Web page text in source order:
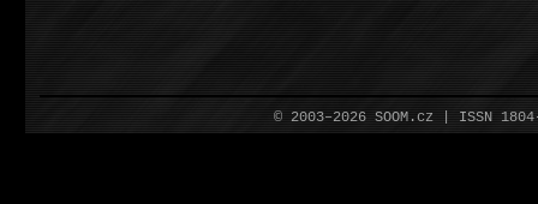
© 2003–2026 SOOM.cz | ISSN